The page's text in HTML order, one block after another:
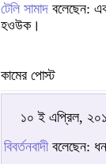
টেলি সামাদ বলেছেন:
হওউক।
কামের পোস্ট
১০ ই এপ্রিল,
বিবর্তনবাদীবলেছেন: